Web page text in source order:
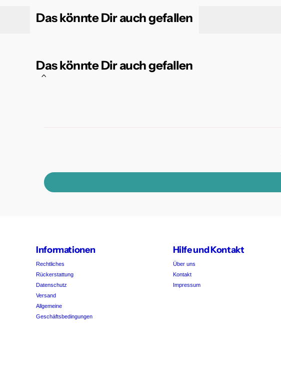
Das könnte Dir auch gefallen
Das könnte Dir auch gefallen
Informationen
Rechtliches
Rückerstattung
Datenschutz
Versand
Allgemeine
Geschäftsbedingungen
Hilfe und Kontakt
Über uns
Kontakt
Impressum